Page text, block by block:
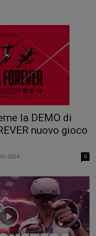
la DEMO di
nuovo gioco
2024 0